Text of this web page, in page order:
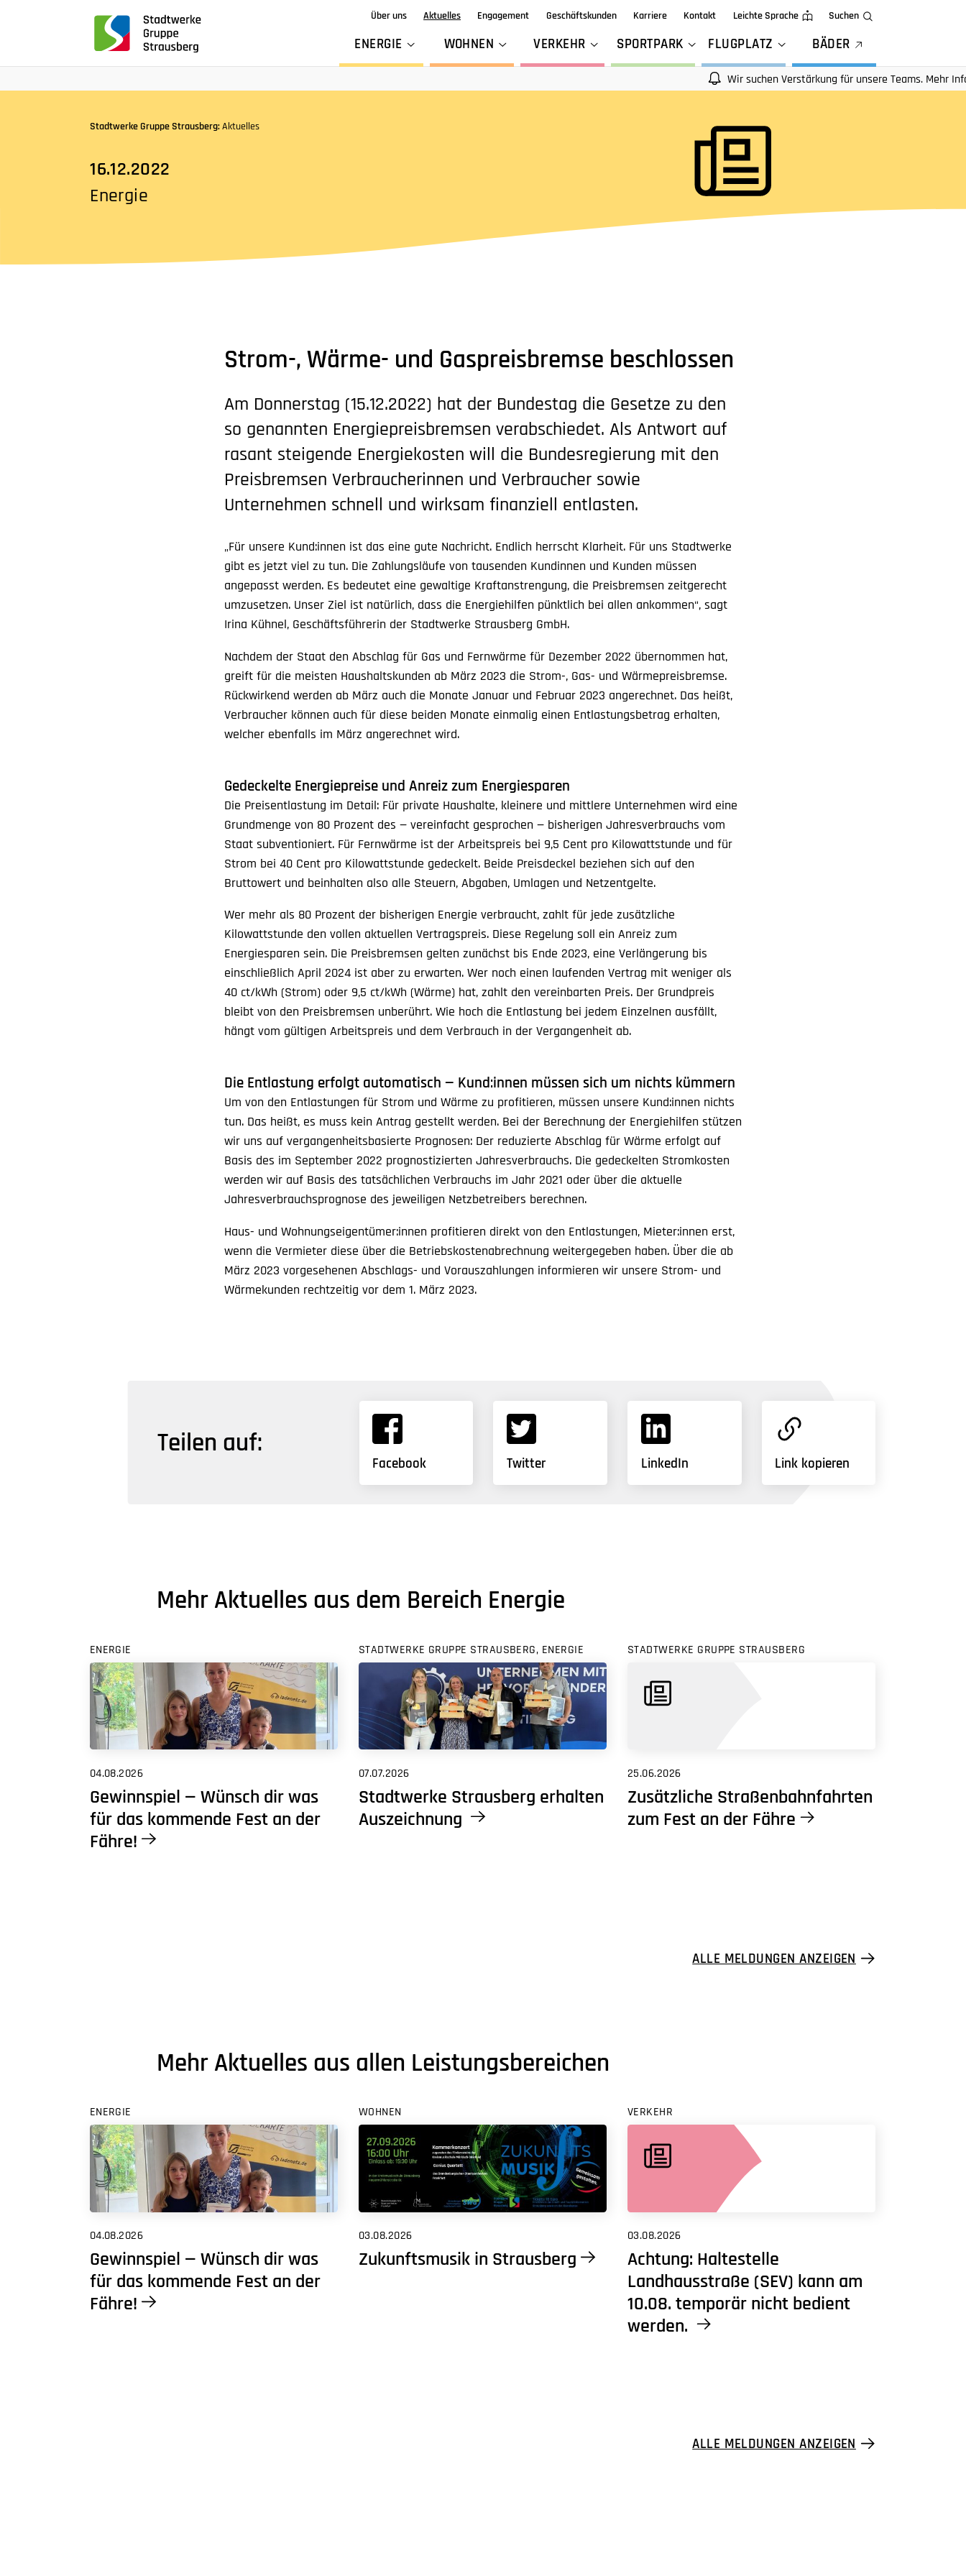
Navigation
Tabulatorentaste:
Über uns Aktuelles Engagement Geschäftskunden Karriere Kontakt Leichte Sprache Suchen
ENERGIE WOHNEN VERKEHR SPORTPARK FLUGPLATZ BÄDER
Wir suchen Verstärkung für unsere Teams. Mehr Infos auf
Stadtwerke Gruppe Strausberg:Aktuelles
16.12.2022
Energie
Strom-, Wärme- und Gaspreisbremse beschlossen
Am Donnerstag (15.12.2022) hat der Bundestag die Gesetze zu den
so genannten Energiepreisbremsen verabschiedet. Als Antwort auf
rasant steigende Energiekosten will die Bundesregierung mit den
Preisbremsen Verbraucherinnen und Verbraucher sowie
Unternehmen schnell und wirksam finanziell entlasten.
„Für unsere Kund:innen ist das eine gute Nachricht. Endlich herrscht Klarheit. Für uns Stadtwerke
gibt es jetzt viel zu tun. Die Zahlungsläufe von tausenden Kundinnen und Kunden müssen
angepasst werden. Es bedeutet eine gewaltige Kraftanstrengung, die Preisbremsen zeitgerecht
umzusetzen. Unser Ziel ist natürlich, dass die Energiehilfen pünktlich bei allen ankommen“, sagt
Irina Kühnel, Geschäftsführerin der Stadtwerke Strausberg GmbH.
Nachdem der Staat den Abschlag für Gas und Fernwärme für Dezember 2022 übernommen hat,
greift für die meisten Haushaltskunden ab März 2023 die Strom-, Gas- und Wärmepreisbremse.
Rückwirkend werden ab März auch die Monate Januar und Februar 2023 angerechnet. Das heißt,
Verbraucher können auch für diese beiden Monate einmalig einen Entlastungsbetrag erhalten,
welcher ebenfalls im März angerechnet wird.
Gedeckelte Energiepreise und Anreiz zum Energiesparen
Die Preisentlastung im Detail: Für private Haushalte, kleinere und mittlere Unternehmen wird eine
Grundmenge von 80 Prozent des — vereinfacht gesprochen — bisherigen Jahresverbrauchs vom
Staat subventioniert. Für Fernwärme ist der Arbeitspreis bei 9,5 Cent pro Kilowattstunde und für
Strom bei 40 Cent pro Kilowattstunde gedeckelt. Beide Preisdeckel beziehen sich auf den
Bruttowert und beinhalten also alle Steuern, Abgaben, Umlagen und Netzentgelte.
Wer mehr als 80 Prozent der bisherigen Energie verbraucht, zahlt für jede zusätzliche
Kilowattstunde den vollen aktuellen Vertragspreis. Diese Regelung soll ein Anreiz zum
Energiesparen sein. Die Preisbremsen gelten zunächst bis Ende 2023, eine Verlängerung bis
einschließlich April 2024 ist aber zu erwarten. Wer noch einen laufenden Vertrag mit weniger als
40 ct/kWh (Strom) oder 9,5 ct/kWh (Wärme) hat, zahlt den vereinbarten Preis. Der Grundpreis
bleibt von den Preisbremsen unberührt. Wie hoch die Entlastung bei jedem Einzelnen ausfällt,
hängt vom gültigen Arbeitspreis und dem Verbrauch in der Vergangenheit ab.
Die Entlastung erfolgt automatisch — Kund:innen müssen sich um nichts kümmern
Um von den Entlastungen für Strom und Wärme zu profitieren, müssen unsere Kund:innen nichts
tun. Das heißt, es muss kein Antrag gestellt werden. Bei der Berechnung der Energiehilfen stützen
wir uns auf vergangenheitsbasierte Prognosen: Der reduzierte Abschlag für Wärme erfolgt auf
Basis des im September 2022 prognostizierten Jahresverbrauchs. Die gedeckelten Stromkosten
werden wir auf Basis des tatsächlichen Verbrauchs im Jahr 2021 oder über die aktuelle
Jahresverbrauchsprognose des jeweiligen Netzbetreibers berechnen.
Haus- und Wohnungseigentümer:innen profitieren direkt von den Entlastungen, Mieter:innen erst,
wenn die Vermieter diese über die Betriebskostenabrechnung weitergegeben haben. Über die ab
März 2023 vorgesehenen Abschlags- und Vorauszahlungen informieren wir unsere Strom- und
Wärmekunden rechtzeitig vor dem 1. März 2023.
Teilen auf:
Facebook Twitter LinkedIn Link kopieren
Mehr Aktuelles aus dem Bereich Energie
ENERGIE
04.08.2026
Gewinnspiel — Wünsch dir was
für das kommende Fest an der
Fähre!
STADTWERKE GRUPPE STRAUSBERG, ENERGIE
07.07.2026
Stadtwerke Strausberg erhalten
Auszeichnung
STADTWERKE GRUPPE STRAUSBERG
25.06.2026
Zusätzliche Straßenbahnfahrten
zum Fest an der Fähre
ALLE MELDUNGEN ANZEIGEN
Mehr Aktuelles aus allen Leistungsbereichen
ENERGIE
04.08.2026
Gewinnspiel — Wünsch dir was
für das kommende Fest an der
Fähre!
WOHNEN
03.08.2026
Zukunftsmusik in Strausberg
VERKEHR
03.08.2026
Achtung: Haltestelle
Landhausstraße (SEV) kann am
10.08. temporär nicht bedient
werden.
ALLE MELDUNGEN ANZEIGEN